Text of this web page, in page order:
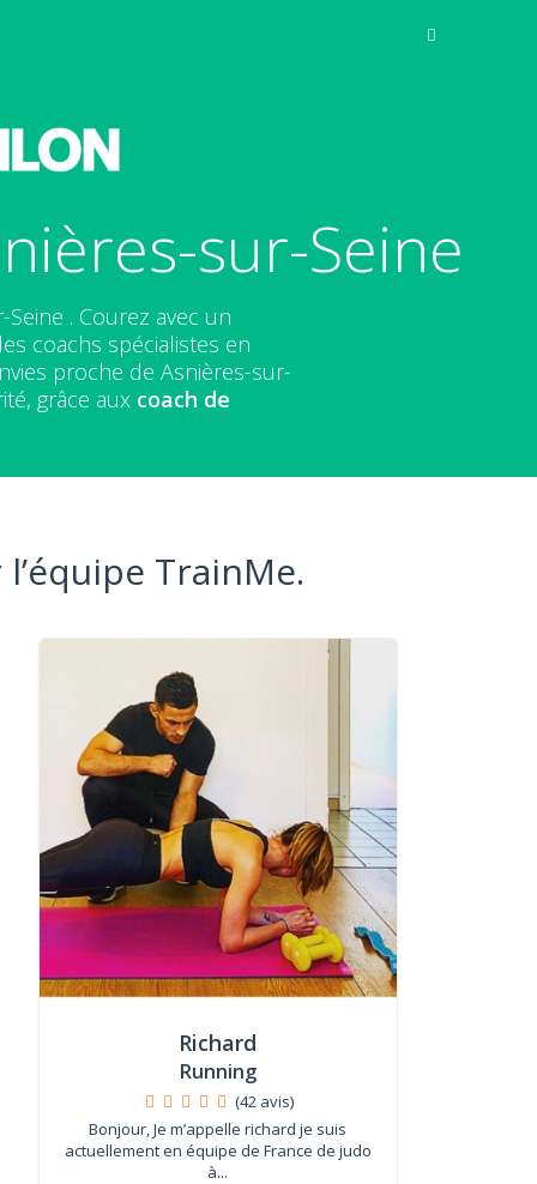
sur-Seine
. Courez avec un
coachs spécialistes en
proche de Asnières-sur-
grâce aux coach de
TrainMe.
Richard
Running
(42 avis)
Bonjour, Je m’appelle richard je suis
actuellement en équipe de France de judo
à...